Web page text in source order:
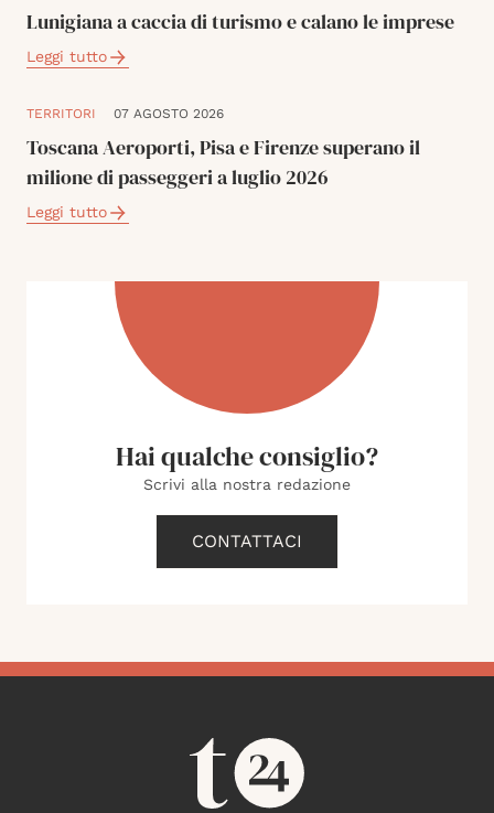
Lunigiana a caccia di turismo e calano le imprese
Leggi tutto
TERRITORI 07 AGOSTO 2026
Toscana Aeroporti, Pisa e Firenze superano il
milione di passeggeri a luglio 2026
Leggi tutto
Hai qualche consiglio?
Scrivi alla nostra redazione
CONTATTACI